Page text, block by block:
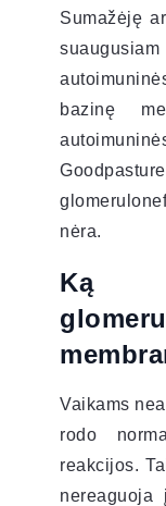
Sumažėję
bazinę
nėra.
Ką
Vaikams
rodo
reakcijos.
nereaguoja